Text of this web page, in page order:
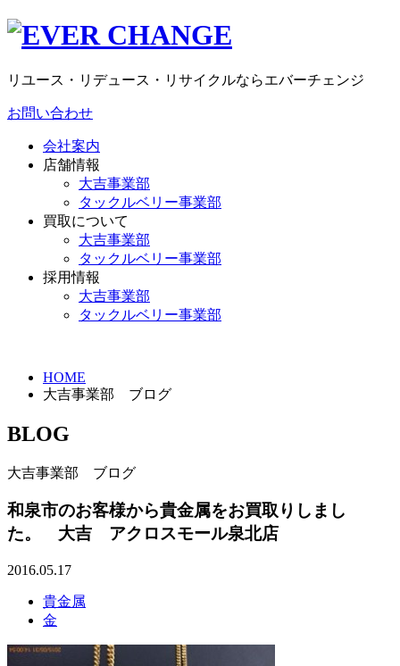
リユース・リデュース・リサイクルならエバーチェンジ
お問い合わせ
会社案内
店舗情報
大吉事業部
タックルベリー事業部
買取について
大吉事業部
タックルベリー事業部
採用情報
大吉事業部
タックルベリー事業部
HOME
大吉事業部 ブログ
BLOG
大吉事業部 ブログ
和泉市のお客様から貴金属をお買取りしまし
た。 大吉 アクロスモール泉北店
2016.05.17
貴金属
金